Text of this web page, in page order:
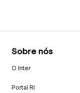
Sobre nós
O Inter
Portal RI